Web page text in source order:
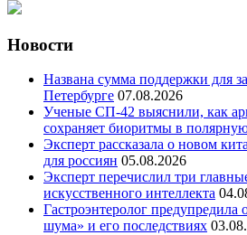
Новости
Названа сумма поддержки для
Петербурге 07.08.2026
Ученые СП-42 выяснили, как
сохраняет биоритмы в
Эксперт рассказала о новом
для россиян 05.08.2026
Эксперт перечислил три
искусственного интеллекта
Гастроэнтеролог
шума» и его последствиях